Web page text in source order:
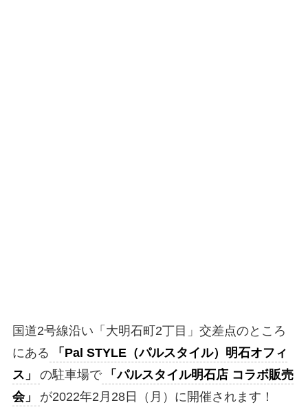
国道2号線沿い「大明石町2丁目」交差点のところ
にある
「Pal STYLE（パルスタイル）明石オフィ
ス」
の駐車場で
「パルスタイル明石店 コラボ販売
会」
が2022年2月28日（月）に開催されます！